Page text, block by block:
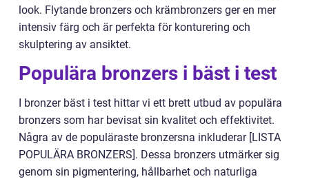
look. Flytande bronzers och krämbronzers ger en mer
intensiv färg och är perfekta för konturering och
skulptering av ansiktet.
Populära bronzers i bäst i test
I bronzer bäst i test hittar vi ett brett utbud av populära
bronzers som har bevisat sin kvalitet och effektivitet.
Några av de populäraste bronzersna inkluderar [LISTA
POPULÄRA BRONZERS]. Dessa bronzers utmärker sig
genom sin pigmentering, hållbarhet och naturliga